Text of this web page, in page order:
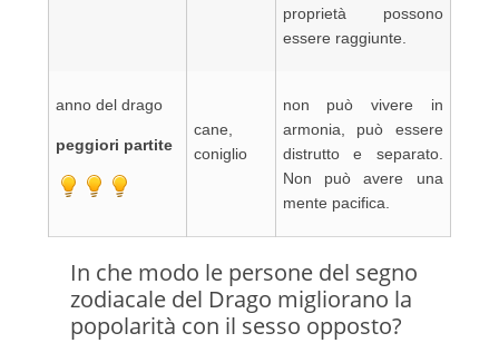
proprietà possono
essere raggiunte.
anno del drago
peggiori partite
cane,
coniglio
non può vivere in
armonia, può essere
distrutto e separato.
Non può avere una
mente pacifica.
In che modo le persone del segno
zodiacale del Drago migliorano la
popolarità con il sesso opposto?